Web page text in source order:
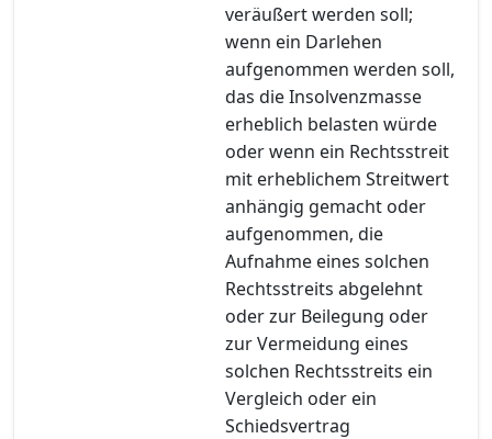
veräußert werden soll;
wenn ein Darlehen
aufgenommen werden soll,
das die Insolvenzmasse
erheblich belasten würde
oder wenn ein Rechtsstreit
mit erheblichem Streitwert
anhängig gemacht oder
aufgenommen, die
Aufnahme eines solchen
Rechtsstreits abgelehnt
oder zur Beilegung oder
zur Vermeidung eines
solchen Rechtsstreits ein
Vergleich oder ein
Schiedsvertrag